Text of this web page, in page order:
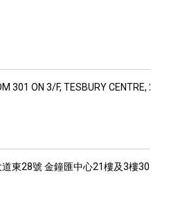
301 ON 3/F, TESBURY CENTRE, 28
東28號 金鐘匯中心21樓及3樓301室